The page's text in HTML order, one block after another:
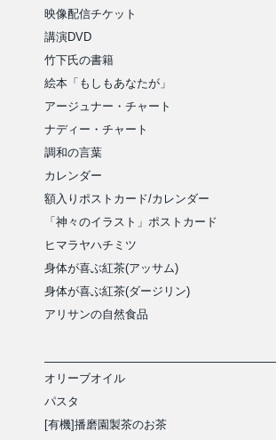
映像配信チケット
講演DVD
竹下氏の書籍
絵本「もしもあなたが」
アージュナー・チャート
ナディー・チャート
調和の言葉
カレンダー
額入りポストカード/カレンダー
「神々のイラスト」ポストカード
ヒマラヤハチミツ
身体が喜ぶ紅茶(アッサム)
身体が喜ぶ紅茶(ダージリン)
アリサンの自然食品
オリーブオイル
パスタ
[有機]播磨園製茶のお茶